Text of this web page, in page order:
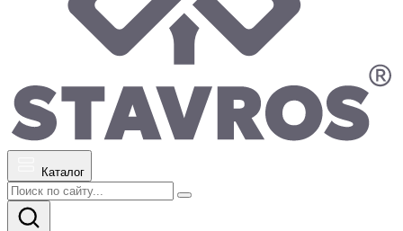
Каталог